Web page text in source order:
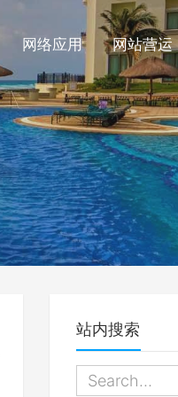
网络应用 网站营运
站内搜索